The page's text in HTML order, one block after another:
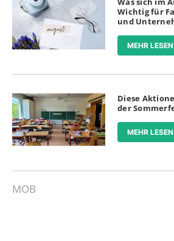
Wichtig für
und
MEHR
Diese
der
MEHR
MOB